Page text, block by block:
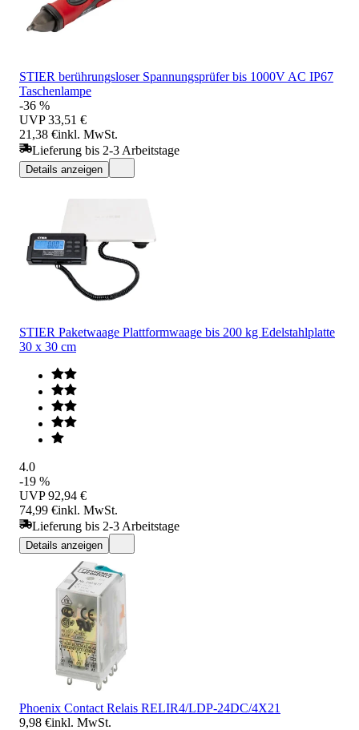
STIER berührungsloser Spannungsprüfer bis 1000V AC IP67
Taschenlampe
-36 %
UVP 33,51 €
21,38 €inkl. MwSt.
Lieferung bis 2-3 Arbeitstage
Details anzeigen
STIER Paketwaage Plattformwaage bis 200 kg Edelstahlplatte
30 x 30 cm
4.0
-19 %
UVP 92,94 €
74,99 €inkl. MwSt.
Lieferung bis 2-3 Arbeitstage
Details anzeigen
Phoenix Contact Relais RELIR4/LDP-24DC/4X21
9,98 €inkl. MwSt.